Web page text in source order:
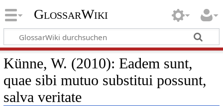
GlossarWiki
Künne, W. (2010): Eadem sunt,
quae sibi mutuo substitui possunt,
salva veritate